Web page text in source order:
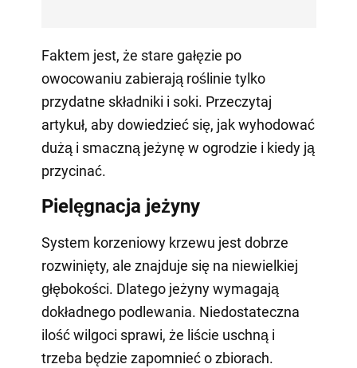
Faktem jest, że stare gałęzie po
owocowaniu zabierają roślinie tylko
przydatne składniki i soki. Przeczytaj
artykuł, aby dowiedzieć się, jak wyhodować
dużą i smaczną jeżynę w ogrodzie i kiedy ją
przycinać.
Pielęgnacja jeżyny
System korzeniowy krzewu jest dobrze
rozwinięty, ale znajduje się na niewielkiej
głębokości. Dlatego jeżyny wymagają
dokładnego podlewania. Niedostateczna
ilość wilgoci sprawi, że liście uschną i
trzeba będzie zapomnieć o zbiorach.